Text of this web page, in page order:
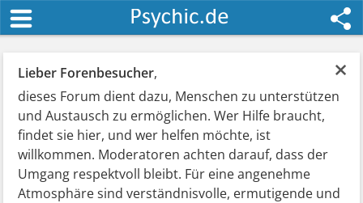
×
Lieber Forenbesucher,
dieses Forum dient dazu, Menschen zu unterstützen
und Austausch zu ermöglichen. Wer Hilfe braucht,
findet sie hier, und wer helfen möchte, ist
willkommen. Moderatoren achten darauf, dass der
Umgang respektvoll bleibt. Für eine angenehme
Atmosphäre sind verständnisvolle, ermutigende und